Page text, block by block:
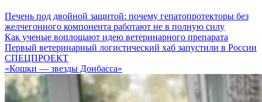
Печень под двойной защитой: почему гепатопротекторы без
желчегонного компонента работают не в полную силу
Как ученые воплощают идею ветеринарного препарата
Первый ветеринарный логистический хаб запустили в России
СПЕЦПРОЕКТ
«Кошки — звезды Донбасса»